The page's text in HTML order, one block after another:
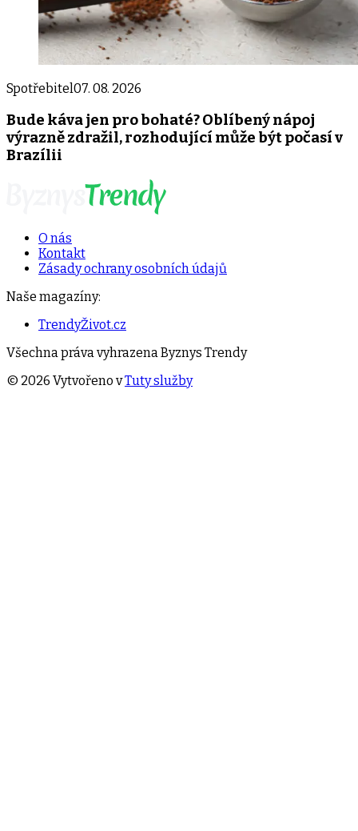
Spotřebitel07. 08. 2026
Bude káva jen pro bohaté? Oblíbený nápoj
výrazně zdražil, rozhodující může být počasí v
Brazílii
O nás
Kontakt
Zásady ochrany osobních údajů
Naše magazíny:
TrendyŽivot.cz
Všechna práva vyhrazena Byznys Trendy
© 2026 Vytvořeno vTuty služby